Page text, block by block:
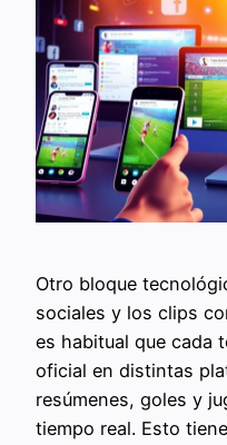
Otro bloque
sociales y los clips
es habitual que cada
oficial en distintas
resúmenes, goles y
tiempo real. Esto